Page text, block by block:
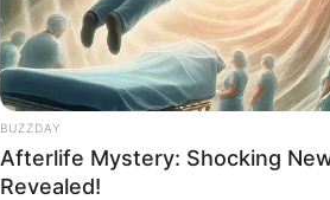
BUZZDAY
Afterlife Mystery: Shocking
Revealed!